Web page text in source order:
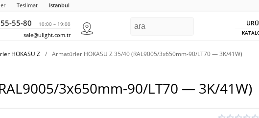
Teslimat Istanbul
55-80 10:00 – 19:00
sale@ulight.com.tr
HOKASU Z / Armatürler HOKASU Z 35/40 (RAL9005/3x650mm-90/LT70 — 3K/41W)
3x650mm-90/LT70 — 3K/41W)